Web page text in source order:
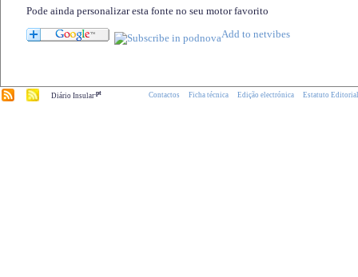
Pode ainda personalizar esta fonte no seu motor favorito
Diário Insular.pt Contactos Ficha técnica Edição electrónica Estatuto Editorial